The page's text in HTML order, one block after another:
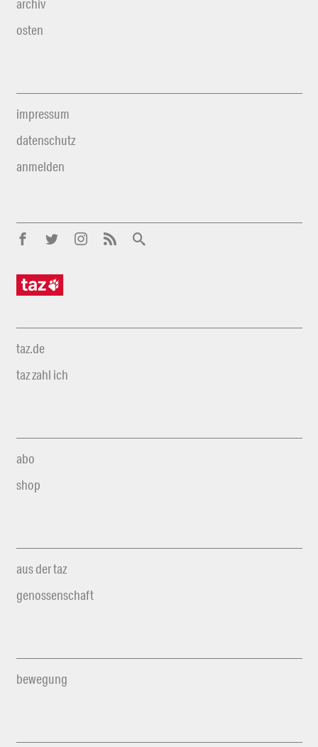
archiv
osten
impressum
datenschutz
anmelden
taz.de
taz zahl ich
abo
shop
aus der taz
genossenschaft
bewegung